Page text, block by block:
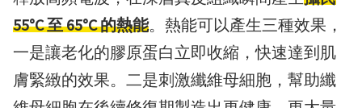
55°C 至 65°C 的熱能。熱能可以產生三種效果，
一是讓老化的膠原蛋白立即收縮，快速達到肌
膚緊緻的效果。二是刺激纖維母細胞，幫助纖